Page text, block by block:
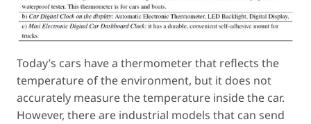
Today’s cars have a thermometer that reflects the
temperature of the environment, but it does not
accurately measure the temperature inside the car.
However, there are industrial models that can send